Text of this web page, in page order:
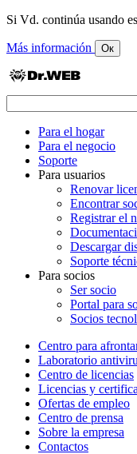
Si Vd. continúa usando
Más información Ок
Para el hogar
Para el negocio
Soporte
Para usuarios
Renovar
Encontrar
Registrar el
Descargar
Soporte
Para socios
Ser socio
Portal para
Socios
Centro para
Laboratorio
Centro de licencias
Licencias y
Ofertas de empleo
Centro de prensa
Sobre la empresa
Contactos